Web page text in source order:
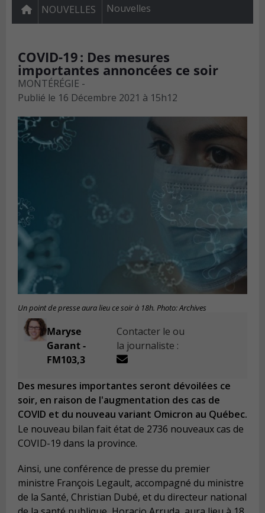
NOUVELLES Nouvelles
COVID-19 : Des mesures
importantes annoncées ce soir
MONTÉRÉGIE -
Publié le 16 Décembre 2021 à 15h12
Un point de presse aura lieu ce soir à 18h. Photo: Archives
Maryse
Garant -
FM103,3
Contacter le ou
la journaliste :
Des mesures importantes seront dévoilées ce
soir, en raison de l'augmentation des cas de
COVID et du nouveau variant Omicron au Québec.
Le nouveau bilan fait état de 2736 nouveaux cas de
COVID-19 dans la province.
Ainsi, une conférence de presse du premier
ministre François Legault, accompagné du ministre
de la Santé, Christian Dubé, et du directeur national